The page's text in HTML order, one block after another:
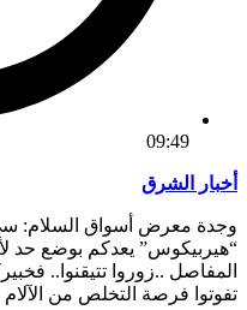
09:49
أخبار الشرق
وجدة معرض أسواق السلام:
“هيربيكوس” يعدكم بوضع حد
المفاصل ..زوروا تتيقنوا..
تفوتوا فرصة التخلص من الآلام